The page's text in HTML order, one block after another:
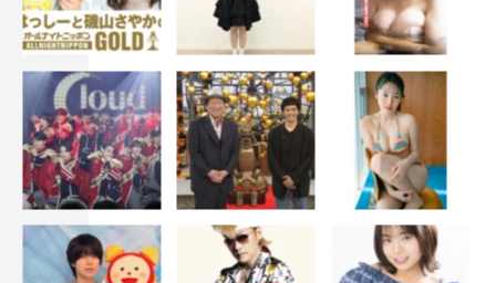
◆大泉洋さんとはご夫婦を演じられましたが、本作で共演
されていかがですか？
大泉さんの存在は安心感がとてつもなくありました。何を
やっても受けてくださるし、もちろん洋さんの方から発信
してくださるアイデアもあって。実際に洋さんが現場で提
案されたことが採用されてシーンに風穴が開いたり、深ま
ったり、広がったりということが幾度となくあったので、
座長としても、そしてお人柄も本当に心から尊敬してい
る、その気持ちを新たに抱いた現場でした。